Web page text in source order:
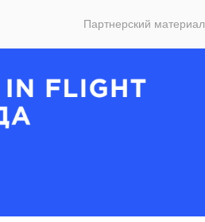
Партнерский материал